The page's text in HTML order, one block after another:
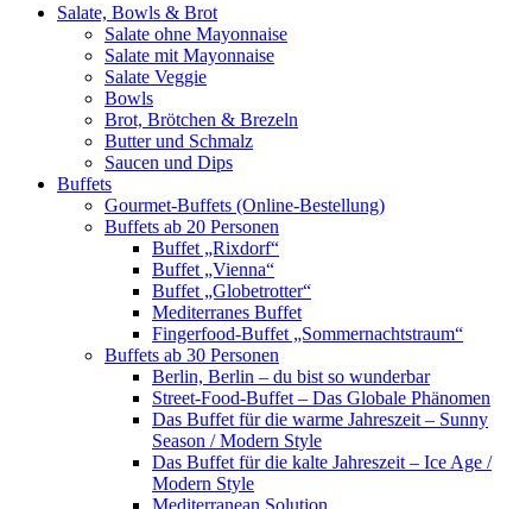
Salate, Bowls & Brot
Salate ohne Mayonnaise
Salate mit Mayonnaise
Salate Veggie
Bowls
Brot, Brötchen & Brezeln
Butter und Schmalz
Saucen und Dips
Buffets
Gourmet-Buffets (Online-Bestellung)
Buffets ab 20 Personen
Buffet „Rixdorf“
Buffet „Vienna“
Buffet „Globetrotter“
Mediterranes Buffet
Fingerfood-Buffet „Sommernachtstraum“
Buffets ab 30 Personen
Berlin, Berlin – du bist so wunderbar
Street-Food-Buffet – Das Globale Phänomen
Das Buffet für die warme Jahreszeit – Sunny
Season / Modern Style
Das Buffet für die kalte Jahreszeit – Ice Age /
Modern Style
Mediterranean Solution